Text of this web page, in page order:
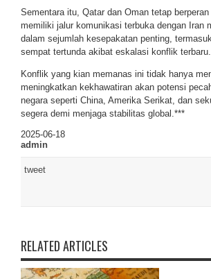
Sementara itu, Qatar dan Oman tetap
memiliki jalur komunikasi terbuka dengan Iran
dalam sejumlah kesepakatan penting,
sempat tertunda akibat eskalasi konflik terbaru.
Konflik yang kian memanas ini tidak hanya
meningkatkan kekhawatiran akan potensi
negara seperti China, Amerika Serikat, dan
segera demi menjaga stabilitas global.***
2025-06-18
admin
tweet
RELATED ARTICLES